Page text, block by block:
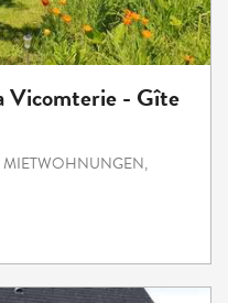
Vicomterie - Gîte